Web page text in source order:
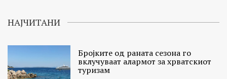
НАЈЧИТАНИ
Бројките од раната сезона го
вклучуваат алармот за хрватскиот
туризам